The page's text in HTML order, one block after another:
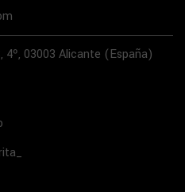
4º, 03003 Alicante (España)